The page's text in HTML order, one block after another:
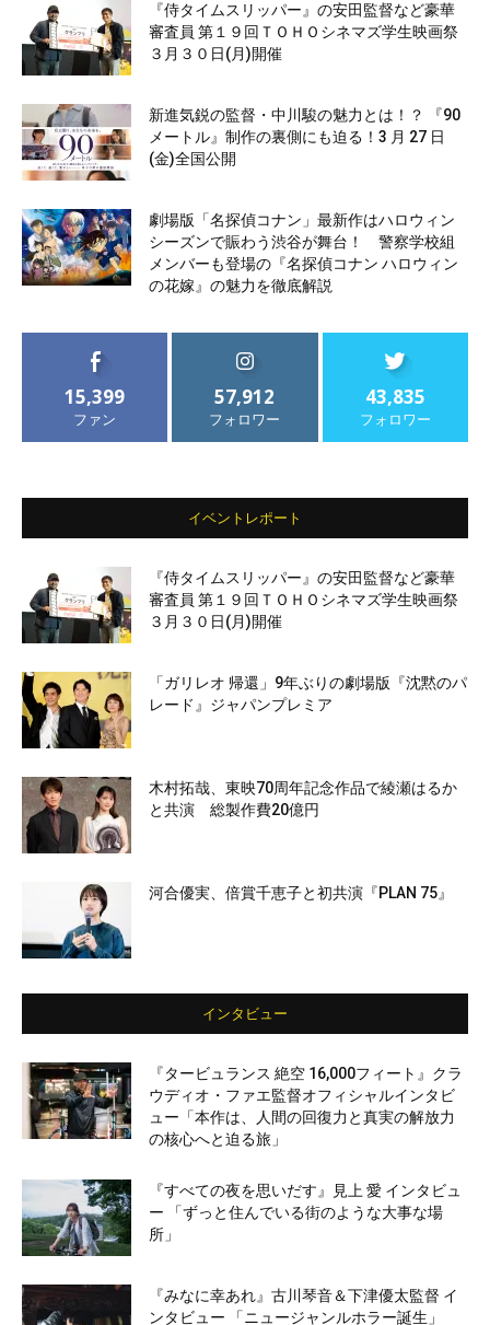
『侍タイムスリッパー』の安田監督など豪華
審査員 第１９回ＴＯＨＯシネマズ学生映画祭
３月３０日(月)開催
新進気鋭の監督・中川駿の魅力とは！？ 『90
メートル』制作の裏側にも迫る！3 月 27 日
(金)全国公開
劇場版「名探偵コナン」最新作はハロウィン
シーズンで賑わう渋谷が舞台！ 警察学校組
メンバーも登場の『名探偵コナン ハロウィン
の花嫁』の魅力を徹底解説
15,399
ファン
57,912
フォロワー
43,835
フォロワー
イベントレポート
『侍タイムスリッパー』の安田監督など豪華
審査員 第１９回ＴＯＨＯシネマズ学生映画祭
３月３０日(月)開催
「ガリレオ 帰還」9年ぶりの劇場版『沈黙のパ
レード』ジャパンプレミア
木村拓哉、東映70周年記念作品で綾瀬はるか
と共演 総製作費20億円
河合優実、倍賞千恵子と初共演『PLAN 75』
インタビュー
『タービュランス 絶空 16,000フィート』クラ
ウディオ・ファエ監督オフィシャルインタビ
ュー「本作は、人間の回復力と真実の解放力
の核心へと迫る旅」
『すべての夜を思いだす』見上 愛 インタビュ
ー 「ずっと住んでいる街のような大事な場
所」
『みなに幸あれ』古川琴音＆下津優太監督 イ
ンタビュー 「ニュージャンルホラー誕生」